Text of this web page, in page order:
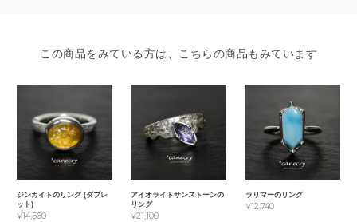
この商品をみている方は、こちらの商品もみています
ジンカイトのリング (ダブレ
ット)
¥14,560
アイオライトサンストーンの
リング
¥21,100
ラリマーのリング
¥12,740